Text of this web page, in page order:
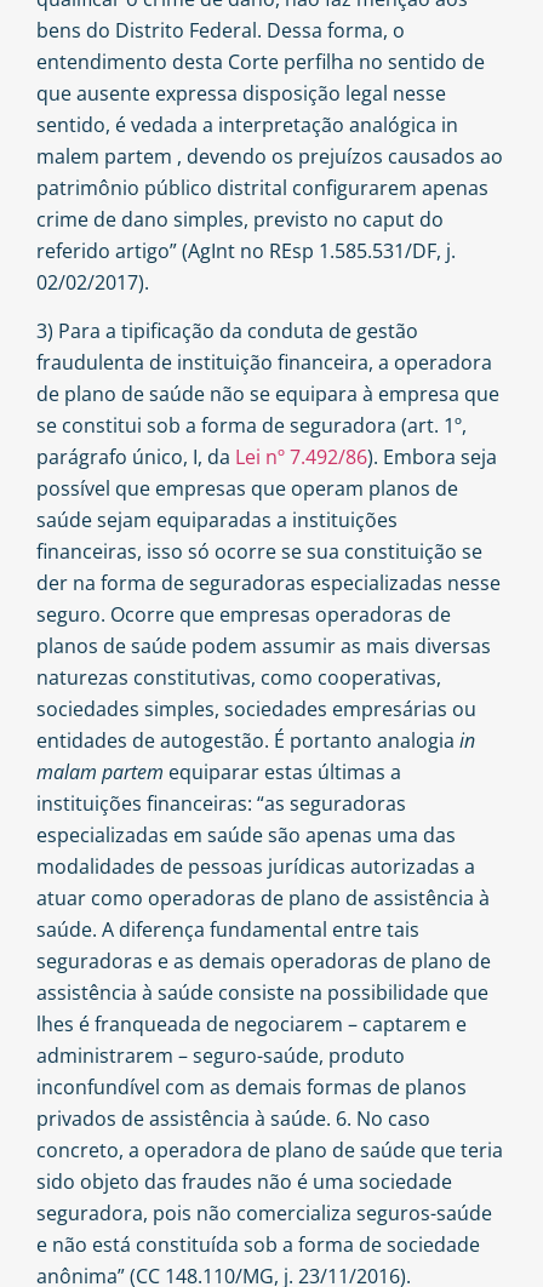
bens do Distrito Federal. Dessa forma, o
entendimento desta Corte perfilha no sentido de
que ausente expressa disposição legal nesse
sentido, é vedada a interpretação analógica in
malem partem , devendo os prejuízos causados ao
patrimônio público distrital configurarem apenas
crime de dano simples, previsto no caput do
referido artigo” (AgInt no REsp 1.585.531/DF, j.
02/02/2017).
3) Para a tipificação da conduta de gestão
fraudulenta de instituição financeira, a operadora
de plano de saúde não se equipara à empresa que
se constitui sob a forma de seguradora (art. 1º,
parágrafo único, I, da Lei nº 7.492/86). Embora seja
possível que empresas que operam planos de
saúde sejam equiparadas a instituições
financeiras, isso só ocorre se sua constituição se
der na forma de seguradoras especializadas nesse
seguro. Ocorre que empresas operadoras de
planos de saúde podem assumir as mais diversas
naturezas constitutivas, como cooperativas,
sociedades simples, sociedades empresárias ou
entidades de autogestão. É portanto analogia in
malam partem equiparar estas últimas a
instituições financeiras: “as seguradoras
especializadas em saúde são apenas uma das
modalidades de pessoas jurídicas autorizadas a
atuar como operadoras de plano de assistência à
saúde. A diferença fundamental entre tais
seguradoras e as demais operadoras de plano de
assistência à saúde consiste na possibilidade que
lhes é franqueada de negociarem – captarem e
administrarem – seguro-saúde, produto
inconfundível com as demais formas de planos
privados de assistência à saúde. 6. No caso
concreto, a operadora de plano de saúde que teria
sido objeto das fraudes não é uma sociedade
seguradora, pois não comercializa seguros-saúde
e não está constituída sob a forma de sociedade
anônima” (CC 148.110/MG, j. 23/11/2016).